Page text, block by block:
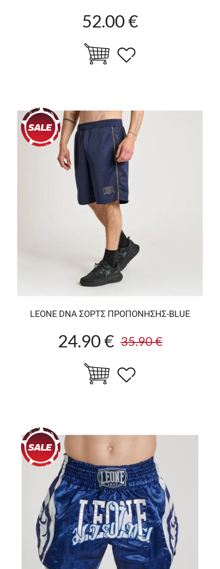
52.00 €
LEONE DNA ΣΟΡΤΣ ΠΡΟΠΟΝΗΣΗΣ-BLUE
24.90 € 35.90 €